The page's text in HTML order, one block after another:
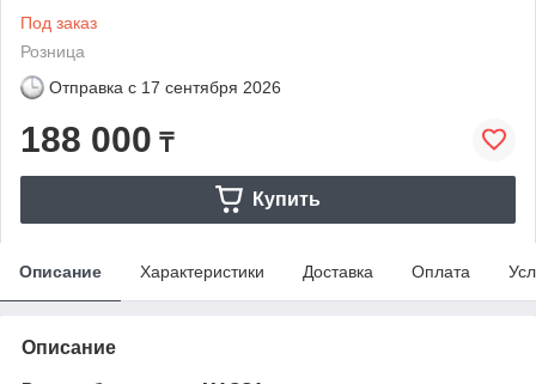
Под заказ
Розница
Отправка с 17 сентября 2026
188 000 ₸
Купить
Описание Характеристики Доставка Оплата
Описание